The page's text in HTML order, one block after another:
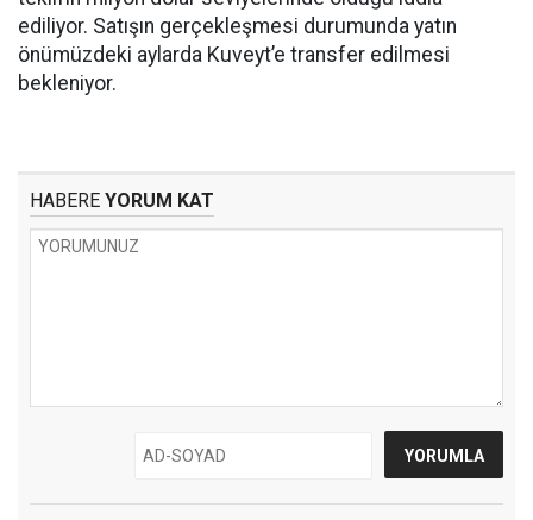
ediliyor. Satışın gerçekleşmesi durumunda yatın
önümüzdeki aylarda Kuveyt’e transfer edilmesi
bekleniyor.
HABERE YORUM KAT